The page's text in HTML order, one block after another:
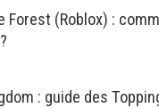
Forest (Roblox) :
: guide des